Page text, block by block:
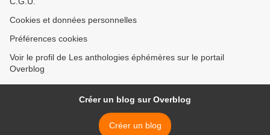
Cookies et données personnelles
Préférences cookies
Voir le profil de Les anthologies éphémères sur le portail
Overblog
Créer un blog sur Overblog
Créer un blog